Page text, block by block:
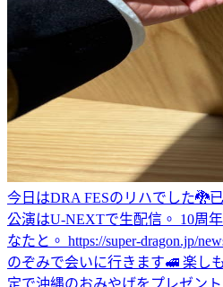
今日はDRA FESのリハでした🐉
公演はU-NEXTで生配信。 10周
なたと。 https://super-dragon.jp/
のぞみで会いに行きます🚅 楽し
定で沖縄のおみやげをプレゼン